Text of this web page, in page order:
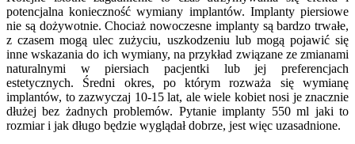
potencjalna konieczność wymiany implantów. Implanty piersiowe
nie są dożywotnie. Chociaż nowoczesne implanty są bardzo trwałe,
z czasem mogą ulec zużyciu, uszkodzeniu lub mogą pojawić się
inne wskazania do ich wymiany, na przykład związane ze zmianami
naturalnymi w piersiach pacjentki lub jej preferencjach
estetycznych. Średni okres, po którym rozważa się wymianę
implantów, to zazwyczaj 10-15 lat, ale wiele kobiet nosi je znacznie
dłużej bez żadnych problemów. Pytanie implanty 550 ml jaki to
rozmiar i jak długo będzie wyglądał dobrze, jest więc uzasadnione.